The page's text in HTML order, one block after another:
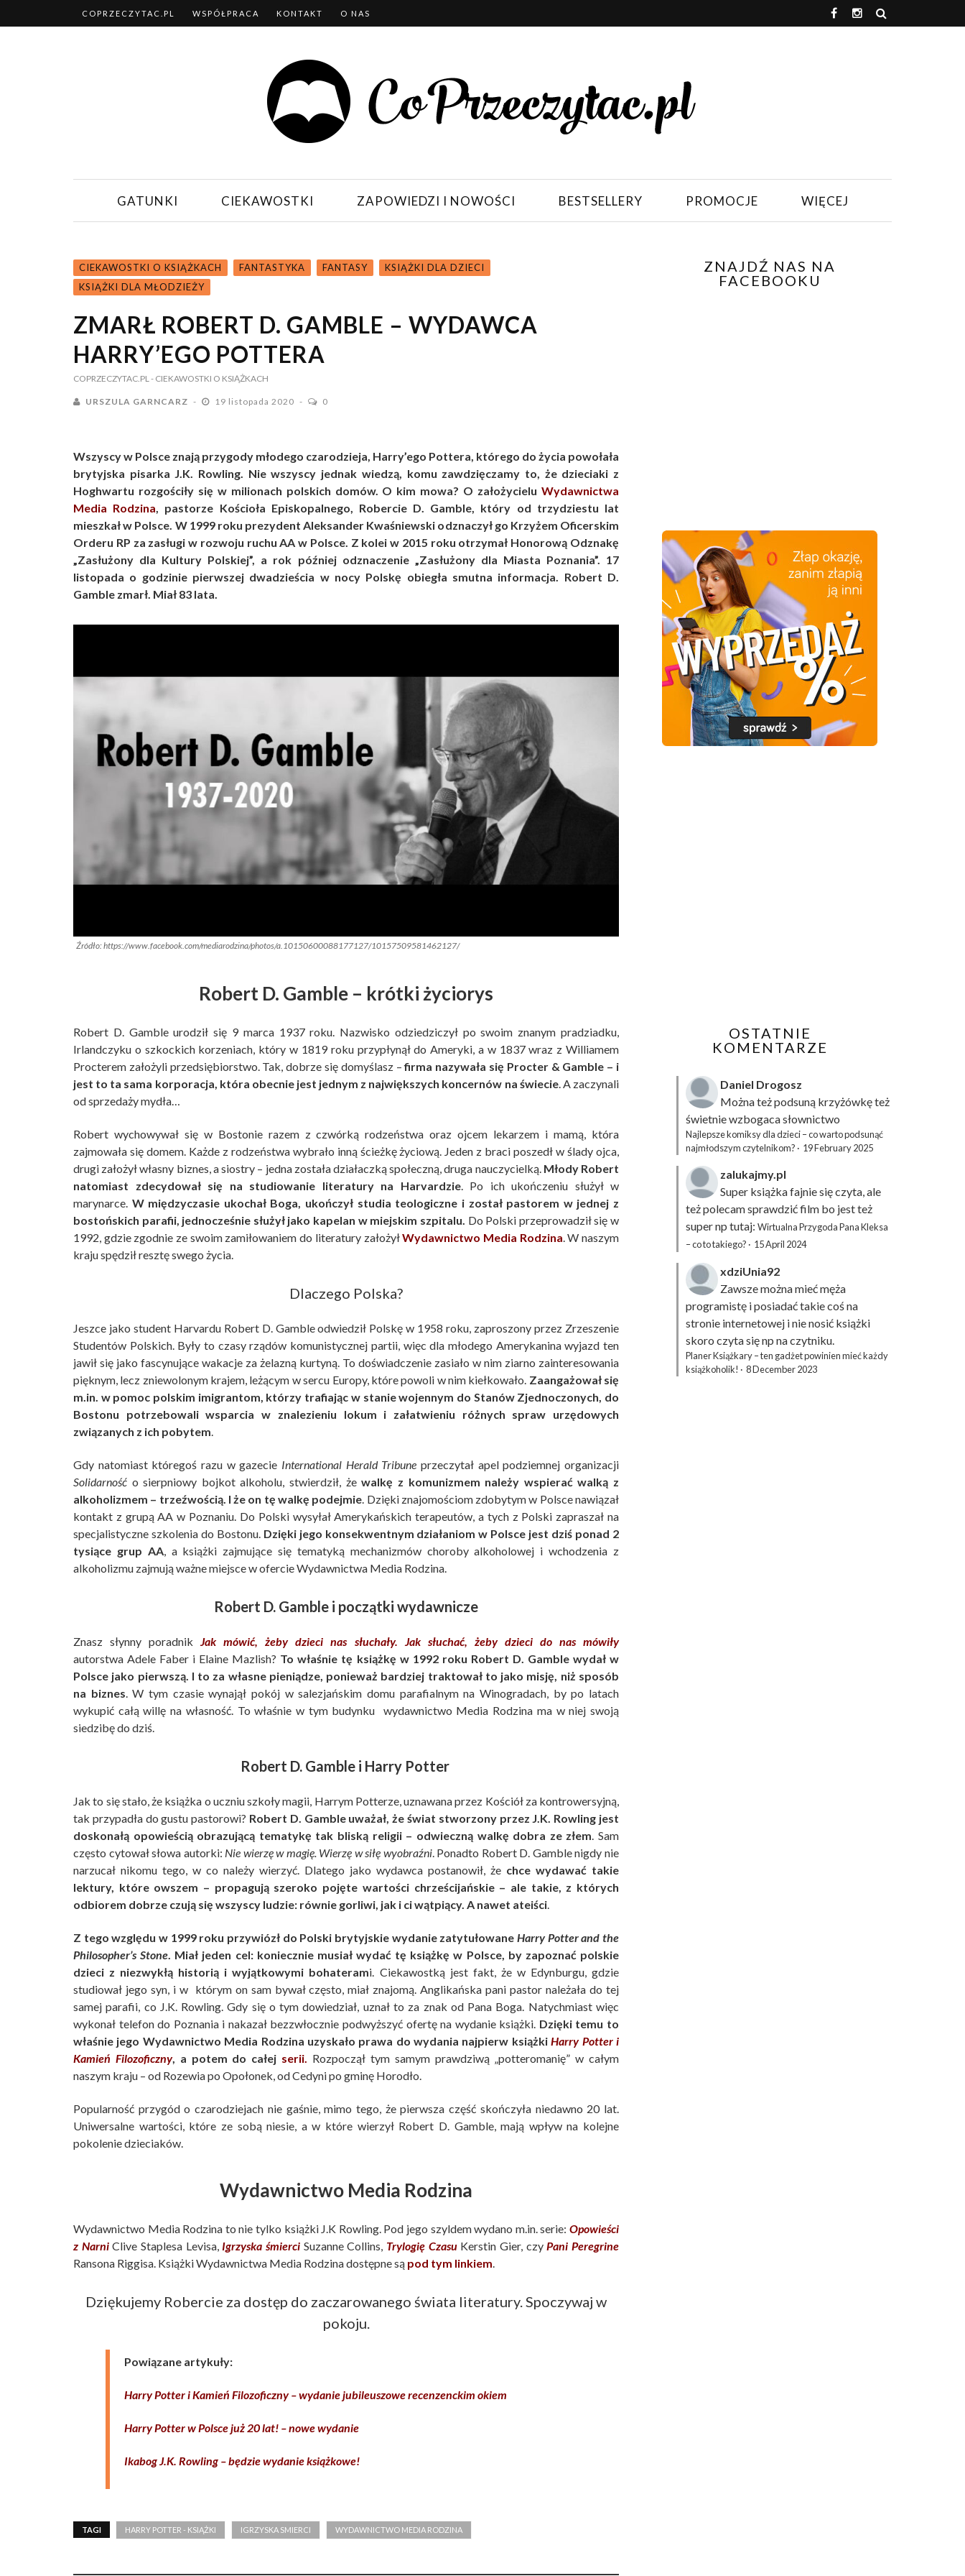
COPRZECZYTAC.PL WSPÓŁPRACA KONTAKT O NAS
GATUNKI CIEKAWOSTKI ZAPOWIEDZI I NOWOŚCI BESTSELLERY PROMOCJE WIĘCEJ
CIEKAWOSTKI O KSIĄŻKACH FANTASTYKA FANTASY
KSIĄŻKI DLA DZIECI
KSIĄŻKI DLA MŁODZIEŻY
ZMARŁ ROBERT D. GAMBLE – WYDAWCA
HARRY’EGO POTTERA
COPRZECZYTAC.PL- CIEKAWOSTKI O KSIĄŻKACH
URSZULA GARNCARZ 19 listopada 2020 0
Wszyscy w Polsce znają przygody młodego czarodzieja, Harry’ego Pottera, którego do życia powołała
brytyjska pisarka J.K. Rowling. Nie wszyscy jednak wiedzą, komu zawdzięczamy to, że dzieciaki z
Hoghwartu rozgościły się w milionach polskich domów. O kim mowa? O założycielu Wydawnictwa
Media Rodzina, pastorze Kościoła Episkopalnego, Robercie D. Gamble, który od trzydziestu lat
mieszkał w Polsce. W 1999 roku prezydent Aleksander Kwaśniewski odznaczył go Krzyżem Oficerskim
Orderu RP za zasługi w rozwoju ruchu AA w Polsce. Z kolei w 2015 roku otrzymał Honorową Odznakę
„Zasłużony dla Kultury Polskiej”, a rok później odznaczenie „Zasłużony dla Miasta Poznania”. 17
listopada o godzinie pierwszej dwadzieścia w nocy Polskę obiegła smutna informacja. Robert D.
Gamble zmarł. Miał 83 lata.
Źródło: https://www.facebook.com/mediarodzina/photos/a.10150600088177127/10157509581462127/
Robert D. Gamble – krótki życiorys
Robert D. Gamble urodził się 9 marca 1937 roku. Nazwisko odziedziczył po swoim znanym pradziadku,
Irlandczyku o szkockich korzeniach, który w 1819 roku przypłynął do Ameryki, a w 1837 wraz z Williamem
Procterem założyli przedsiębiorstwo. Tak, dobrze się domyślasz –firma nazywała się Procter & Gamble – i
jest to ta sama korporacja, która obecnie jest jednym z największych koncernów na świecie. A zaczynali
od sprzedaży mydła…
Robert wychowywał się w Bostonie razem z czwórką rodzeństwa oraz ojcem lekarzem i mamą, która
zajmowała się domem. Każde z rodzeństwa wybrało inną ścieżkę życiową. Jeden z braci poszedł w ślady ojca,
drugi założył własny biznes, a siostry – jedna została działaczką społeczną, druga nauczycielką. Młody Robert
natomiast zdecydował się na studiowanie literatury na Harvardzie. Po ich ukończeniu służył w
marynarce. W międzyczasie ukochał Boga, ukończył studia teologiczne i został pastorem w jednej z
bostońskich parafii, jednocześnie służył jako kapelan w miejskim szpitalu. Do Polski przeprowadził się w
1992, gdzie zgodnie ze swoim zamiłowaniem do literatury założyłWydawnictwo Media Rodzina. W naszym
kraju spędził resztę swego życia.
Dlaczego Polska?
Jeszce jako student Harvardu Robert D. Gamble odwiedził Polskę w 1958 roku, zaproszony przez Zrzeszenie
Studentów Polskich. Były to czasy rządów komunistycznej partii, więc dla młodego Amerykanina wyjazd ten
jawił się jako fascynujące wakacje za żelazną kurtyną. To doświadczenie zasiało w nim ziarno zainteresowania
pięknym, lecz zniewolonym krajem, leżącym w sercu Europy, które powoli w nim kiełkowało. Zaangażował się
m.in. w pomoc polskim imigrantom, którzy trafiając w stanie wojennym do Stanów Zjednoczonych, do
Bostonu potrzebowali wsparcia w znalezieniu lokum i załatwieniu różnych spraw urzędowych
związanych z ich pobytem.
Gdy natomiast któregoś razu w gazecie International Herald Tribune przeczytał apel podziemnej organizacji
Solidarność o sierpniowy bojkot alkoholu, stwierdził, żewalkę z komunizmem należy wspierać walką z
alkoholizmem – trzeźwością. I że on tę walkę podejmie. Dzięki znajomościom zdobytym w Polsce nawiązał
kontakt z grupą AA w Poznaniu. Do Polski wysyłał Amerykańskich terapeutów, a tych z Polski zapraszał na
specjalistyczne szkolenia do Bostonu. Dzięki jego konsekwentnym działaniom w Polsce jest dziś ponad 2
tysiące grup AA, a książki zajmujące się tematyką mechanizmów choroby alkoholowej i wchodzenia z
alkoholizmu zajmują ważne miejsce w ofercie Wydawnictwa Media Rodzina.
Robert D. Gamble i początki wydawnicze
Znasz słynny poradnik Jak mówić, żeby dzieci nas słuchały. Jak słuchać, żeby dzieci do nas mówiły
autorstwa Adele Faber i Elaine Mazlish? To właśnie tę książkę w 1992 roku Robert D. Gamble wydał w
Polsce jako pierwszą. I to za własne pieniądze, ponieważ bardziej traktował to jako misję, niż sposób
na biznes. W tym czasie wynajął pokój w salezjańskim domu parafialnym na Winogradach, by po latach
wykupić całą willę na własność. To właśnie w tym budynku wydawnictwo Media Rodzina ma w niej swoją
siedzibę do dziś.
Robert D. Gamble i Harry Potter
Jak to się stało, że książka o uczniu szkoły magii, Harrym Potterze, uznawana przez Kościół za kontrowersyjną,
tak przypadła do gustu pastorowi? Robert D. Gamble uważał, że świat stworzony przez J.K. Rowling jest
doskonałą opowieścią obrazującą tematykę tak bliską religii – odwieczną walkę dobra ze złem. Sam
często cytował słowa autorki: Nie wierzę w magię. Wierzę w siłę wyobraźni. Ponadto Robert D. Gamble nigdy nie
narzucał nikomu tego, w co należy wierzyć. Dlatego jako wydawca postanowił, że chce wydawać takie
lektury, które owszem – propagują szeroko pojęte wartości chrześcijańskie – ale takie, z których
odbiorem dobrze czują się wszyscy ludzie: równie gorliwi, jak i ci wątpiący. A nawet ateiści.
Z tego względu w 1999 roku przywiózł do Polski brytyjskie wydanie zatytułowane Harry Potter and the
Philosopher’s Stone. Miał jeden cel: koniecznie musiał wydać tę książkę w Polsce, by zapoznać polskie
dzieci z niezwykłą historią i wyjątkowymi bohaterami. Ciekawostką jest fakt, że w Edynburgu, gdzie
studiował jego syn, i w którym on sam bywał często, miał znajomą. Anglikańska pani pastor należała do tej
samej parafii, co J.K. Rowling. Gdy się o tym dowiedział, uznał to za znak od Pana Boga. Natychmiast więc
wykonał telefon do Poznania i nakazał bezzwłocznie podwyższyć ofertę na wydanie książki. Dzięki temu to
właśnie jego Wydawnictwo Media Rodzina uzyskało prawa do wydania najpierw książkiHarry Potter i
Kamień Filozoficzny, a potem do całej serii. Rozpoczął tym samym prawdziwą „potteromanię” w całym
naszym kraju – od Rozewia po Opołonek, od Cedyni po gminę Horodło.
Popularność przygód o czarodziejach nie gaśnie, mimo tego, że pierwsza część skończyła niedawno 20 lat.
Uniwersalne wartości, które ze sobą niesie, a w które wierzył Robert D. Gamble, mają wpływ na kolejne
pokolenie dzieciaków.
Wydawnictwo Media Rodzina
Wydawnictwo Media Rodzina to nie tylko książki J.K Rowling. Pod jego szyldem wydano m.in. serie: Opowieści
z NarniClive Staplesa Levisa, Igrzyska śmierci Suzanne Collins, Trylogię CzasuKerstin Gier, czyPani Peregrine
Ransona Riggisa. Książki Wydawnictwa Media Rodzina dostępne są pod tym linkiem.
Dziękujemy Robercie za dostęp do zaczarowanego świata literatury. Spoczywaj w
pokoju.
Powiązane artykuły:
Harry Potter i Kamień Filozoficzny – wydanie jubileuszowe recenzenckim okiem
Harry Potter w Polsce już 20 lat! – nowe wydanie
Ikabog J.K. Rowling – będzie wydanie książkowe!
TAGI HARRY POTTER - KSIĄŻKI IGRZYSKA SMIERCI WYDAWNICTWO MEDIA RODZINA
ZNAJDŹ NAS NA
FACEBOOKU
OSTATNIE
KOMENTARZE
Daniel Drogosz
Można też podsuną krzyżówkęteż
świetnie wzbogaca słownictwo
Najlepsze komiksy dla dzieci – co warto podsunąć
najmłodszym czytelnikom? · 19 February 2025
zalukajmy.pl
Super książka fajnie się czyta, ale
też polecam sprawdzić film bo jest też
super np tutaj: Wirtualna Przygoda Pana Kleksa
– co to takiego? · 15 April 2024
xdziUnia92
Zawsze można mieć męża
programistę i posiadać takie coś na
stronie internetowej i nie nosić książki
skoro czyta się np na czytniku.
Planer Książkary – ten gadżet powinien mieć każdy
książkoholik! · 8 December 2023